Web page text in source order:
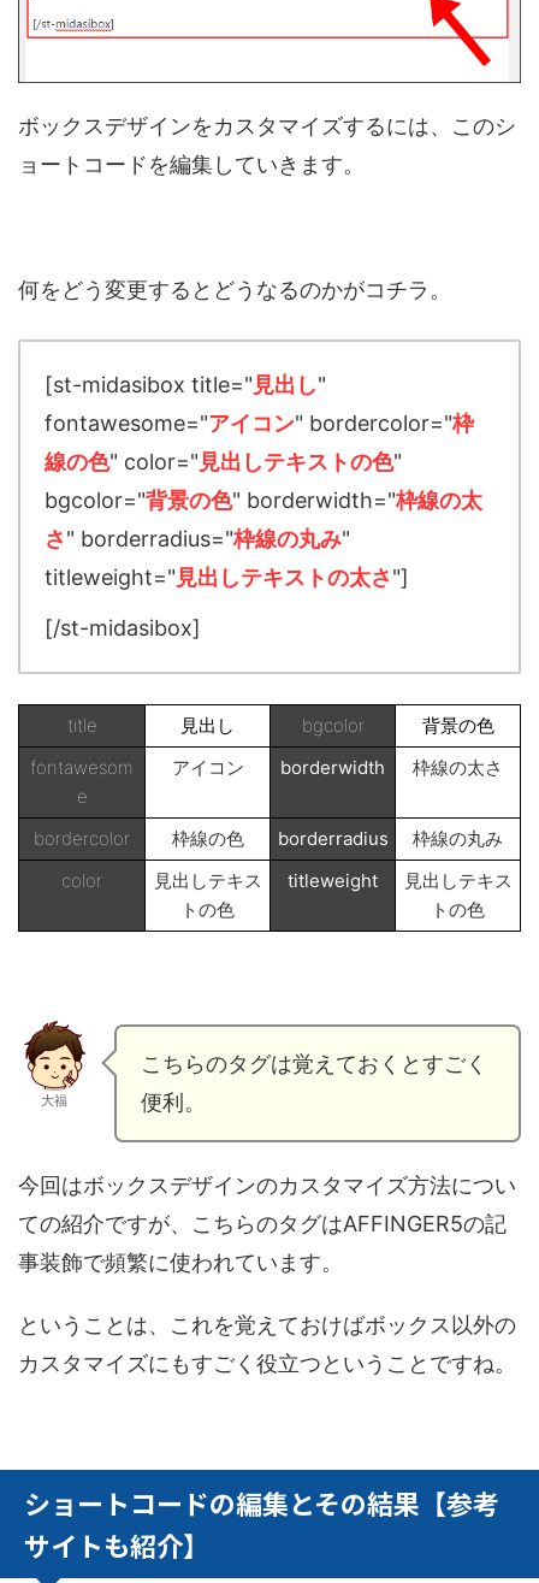
ボックスデザインをカスタマイズするには、このシ
ョートコードを編集していきます。
何をどう変更するとどうなるのかがコチラ。
[st-midasibox title="見出し"
fontawesome="アイコン" bordercolor="枠
線の色" color="見出しテキストの色"
bgcolor="背景の色" borderwidth="枠線の太
さ" borderradius="枠線の丸み"
titleweight="見出しテキストの太さ"]
[/st-midasibox]
title 見出し bgcolor
背景の色
fontawesom
e
アイコン borderwidth 枠線の太さ
bordercolor 枠線の色 borderradius
枠線の丸み
color
見出しテキス
トの色
titleweight
見出しテキス
トの色
大福
こちらのタグは覚えておくとすごく
便利。
今回はボックスデザインのカスタマイズ方法につい
ての紹介ですが、こちらのタグはAFFINGER5の記
事装飾で頻繁に使われています。
ということは、これを覚えておけばボックス以外の
カスタマイズにもすごく役立つということですね。
ショートコードの編集とその結果【参考
サイトも紹介】